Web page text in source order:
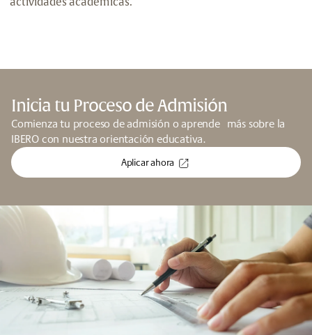
actividades académicas.
Inicia tu Proceso de Admisión
Comienza tu proceso de admisión o aprende más sobre la
IBERO con nuestra orientación educativa.
Aplicar ahora